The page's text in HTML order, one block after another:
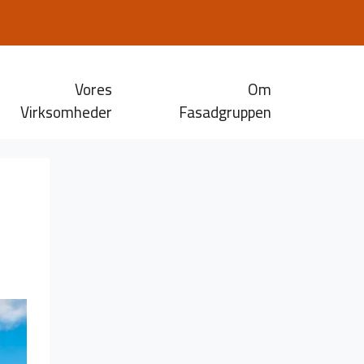
Vores
Virksomheder
Om
Fasadgruppen